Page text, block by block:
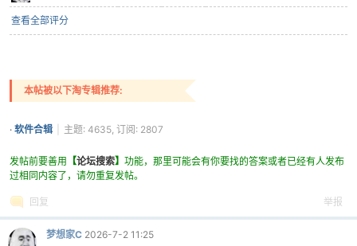
查看全部评分
本帖被以下淘专辑推荐:
· 软件合辑 主题: 4635, 订阅: 2807
发帖前要善用 【论坛搜索】 功能，那里可能会有你要找的答案或者已经有人发布
过相同内容了，请勿重复发帖。
回复 举报
梦想家C 2026-7-2 11:25